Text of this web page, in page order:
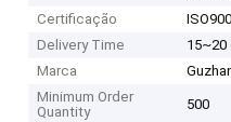
Certificação
Delivery Time
15~20
Marca
Minimum Order
Quantity
500